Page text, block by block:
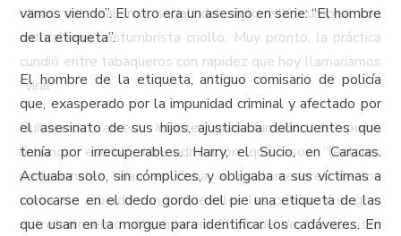
obras del realismo social del siglo XIX europeo con
naturalismo costumbrista criollo. Muy pronto, la práctica
cundió entre tabaqueros con rapidez que hoy llamaríamos
“viral”.
Guillermo Cabrera Infante, gran fumador de puros
habanos, escribió con admiración que esos “lectores
profesionales leían, en Cuba, a los torcedores de los
puros, de acuerdo con lo que ellos les pedían. Y el gran
entretenimiento colectivo eraEl conde de Montecristo
vamos viendo”. El otro era un asesino en serie: “El hombre
de la etiqueta”.
El hombre de la etiqueta, antiguo comisario de policía
que, exasperado por la impunidad criminal y afectado por
el asesinato de sus hijos, ajusticiaba delincuentes que
tenía por irrecuperables. Harry, el Sucio, en Caracas.
Actuaba solo, sin cómplices, y obligaba a sus víctimas a
colocarse en el dedo gordo del pie una etiqueta de las
que usan en la morgue para identificar los cadáveres. En